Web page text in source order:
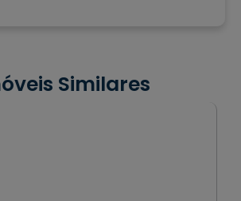
Similares